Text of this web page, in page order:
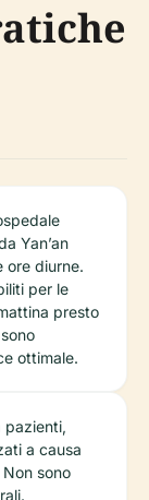
Yan’an
ore diurne.
per le
presto
ottimale.
pazienti,
a causa
sono